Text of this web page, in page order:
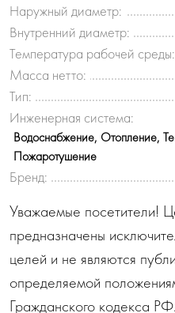
Наружный диаметр:
Внутренний диаметр:
Температура рабочей среды:
Масса нетто:
Тип:
Инженерная система:
Водоснабжение, Отопление,
Пожаротушение
Бренд:
Уважаемые посетители!
предназначены
целей и не являются
определяемой
Гражданского кодекса